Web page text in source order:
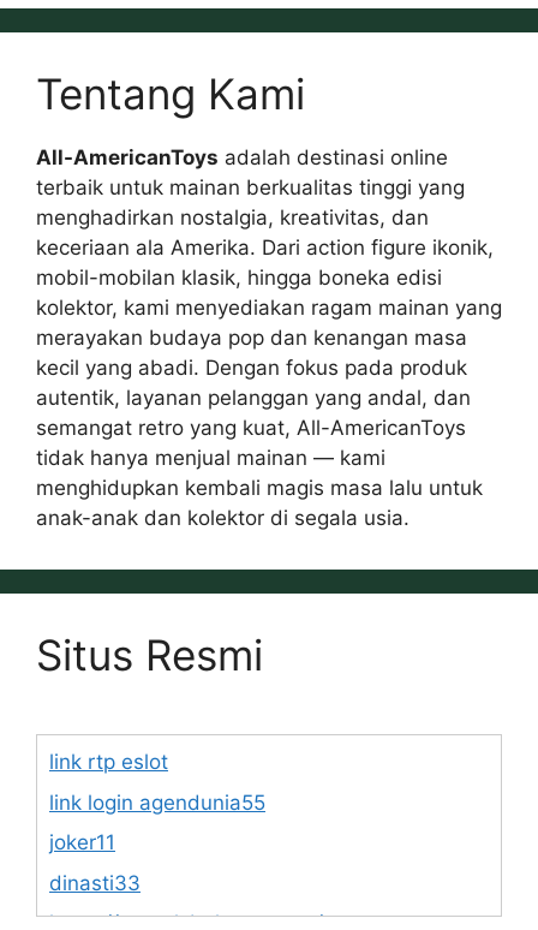
Tentang Kami
All-AmericanToys adalah destinasi online
terbaik untuk mainan berkualitas tinggi yang
menghadirkan nostalgia, kreativitas, dan
keceriaan ala Amerika. Dari action figure ikonik,
mobil-mobilan klasik, hingga boneka edisi
kolektor, kami menyediakan ragam mainan yang
merayakan budaya pop dan kenangan masa
kecil yang abadi. Dengan fokus pada produk
autentik, layanan pelanggan yang andal, dan
semangat retro yang kuat, All-AmericanToys
tidak hanya menjual mainan — kami
menghidupkan kembali magis masa lalu untuk
anak-anak dan kolektor di segala usia.
Situs Resmi
link rtp eslot
link login agendunia55
joker11
dinasti33
https://www.lsbphotos.com/team